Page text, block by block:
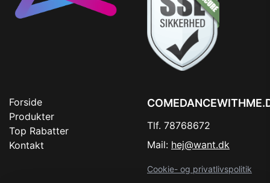
Forside
Produkter
Top Rabatter
Kontakt
Tlf. 78768672
Mail: hej@want.dk
Cookie- og privatlivspolitik